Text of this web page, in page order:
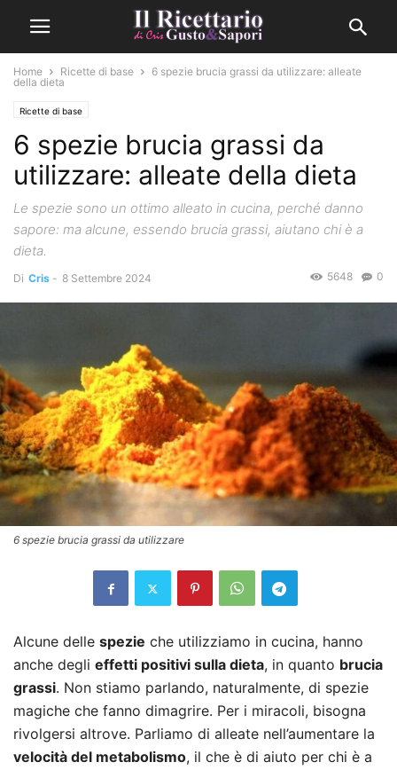
Home Ricette di base
6 spezie brucia grassi da utilizzare: alleate
della dieta
Ricette di base
6 spezie brucia grassi da
utilizzare: alleate della dieta
Le spezie sono un ottimo alleato in cucina, perché danno
sapore: ma alcune, essendo brucia grassi, aiutano chi è a
dieta.
Di Cris - 8 Settembre 2024 0
5648
6 spezie brucia grassi da utilizzare
Alcune delle spezie che utilizziamo in cucina, hanno
anche degli effetti positivi sulla dieta, in quanto brucia
grassi. Non stiamo parlando, naturalmente, di spezie
magiche che fanno dimagrire. Per i miracoli, bisogna
rivolgersi altrove. Parliamo di alleate nell’aumentare la
velocità del metabolismo, il che è di aiuto per chi è a